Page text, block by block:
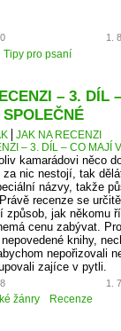
1.
Tipy pro psaní
– 3. DÍL
JAK NA RECENZI
– 3. DÍL – CO MAJÍ
kamarádovi něco
nic nestojí, tak
názvy, takže
recenze se
způsob, jak někomu
cenu zabývat.
knihy,
nepořizovali
zajíce v pytli.
1.
žánry Recenze